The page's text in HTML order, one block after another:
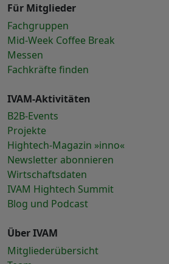
Für Mitglieder
Fachgruppen
Mid-Week Coffee Break
Messen
Fachkräfte finden
IVAM-Aktivitäten
B2B-Events
Projekte
Hightech-Magazin »inno«
Newsletter abonnieren
Wirtschaftsdaten
IVAM Hightech Summit
Blog und Podcast
Über IVAM
Mitgliederübersicht